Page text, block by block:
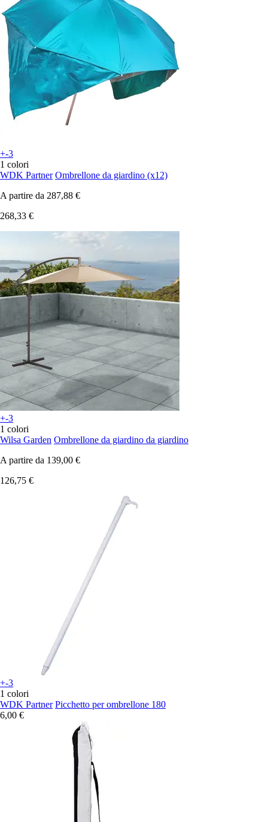
+-3
1 colori
WDK Partner Ombrellone da giardino (x12)
A partire da 287,88 €
268,33 €
+-3
1 colori
Wilsa Garden Ombrellone da giardino da giardino
A partire da 139,00 €
126,75 €
+-3
1 colori
WDK Partner Picchetto per ombrellone 180
6,00 €